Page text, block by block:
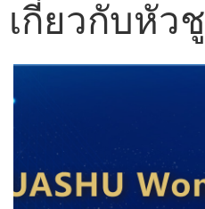
เกี่ยวกับหัวชู